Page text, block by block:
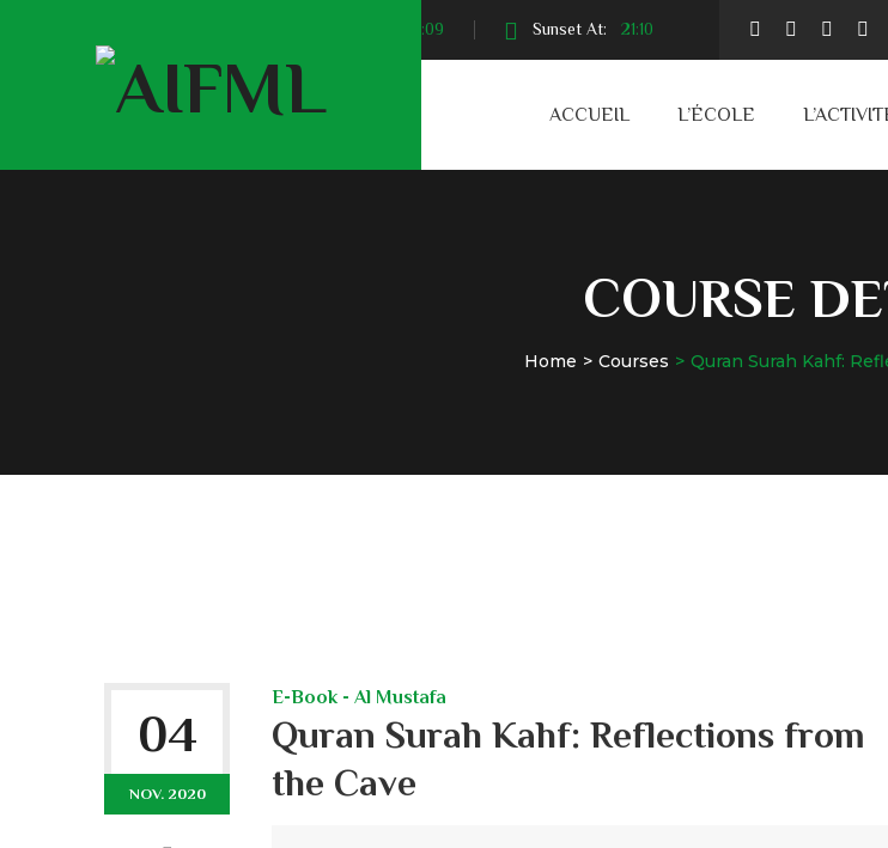
04:09 Sunset At: 21:10
ACCUEIL L’ÉCOLE
COURSE
Home Courses Quran Surah Kahf:
04
NOV. 2020
E-Book - Al Mustafa
Quran Surah Kahf: Reflections from
the Cave